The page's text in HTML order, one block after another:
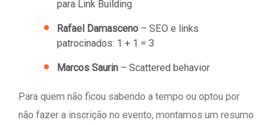
para Link Building
Rafael Damasceno – SEO e links
patrocinados: 1 + 1 = 3
Marcos Saurin – Scattered behavior
Para quem não ficou sabendo a tempo ou optou por
não fazer a inscrição no evento, montamos um resumo